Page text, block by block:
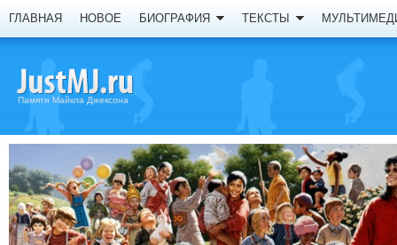
ГЛАВНАЯ НОВОЕ БИОГРАФИЯ ТЕКСТЫ
Памяти Майкла Джексона